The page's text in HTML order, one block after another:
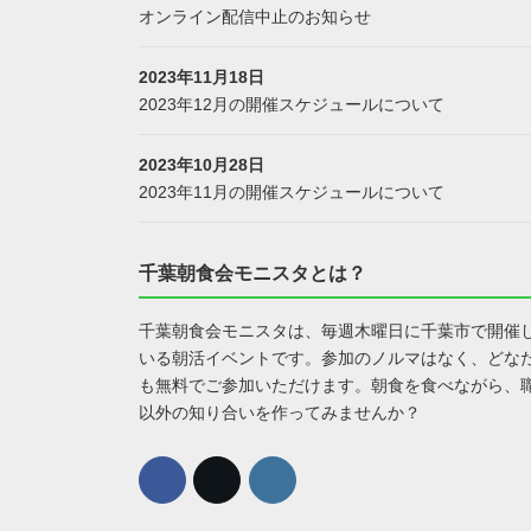
オンライン配信中止のお知らせ
2023年11月18日
2023年12月の開催スケジュールについて
2023年10月28日
2023年11月の開催スケジュールについて
千葉朝食会モニスタとは？
千葉朝食会モニスタは、毎週木曜日に千葉市で開催
いる朝活イベントです。参加のノルマはなく、どな
も無料でご参加いただけます。朝食を食べながら、
以外の知り合いを作ってみませんか？